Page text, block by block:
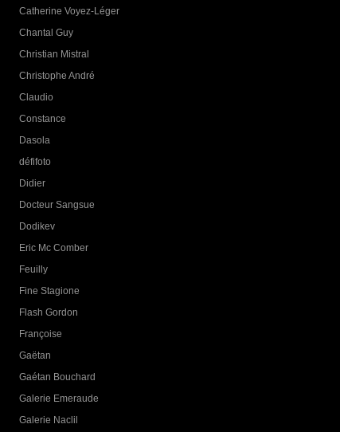
Catherine Voyez-Léger
Chantal Guy
Christian Mistral
Christophe André
Claudio
Constance
Dasola
défifoto
Didier
Docteur Sangsue
Dodikev
Eric Mc Comber
Feuilly
Fine Stagione
Flash Gordon
Françoise
Gaëtan
Gaétan Bouchard
Galerie Emeraude
Galerie Naclil